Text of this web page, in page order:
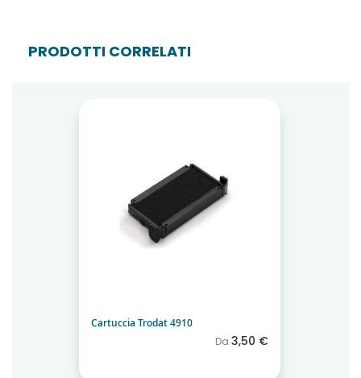
PRODOTTI CORRELATI
Cartuccia Trodat 4910
Da 3,50 €